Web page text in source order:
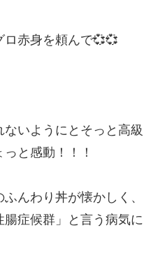
赤身を頼んで💞💞
いようにとそっと高級
と感動！！！
んわり丼が懐かしく、
症候群」と言う病気に